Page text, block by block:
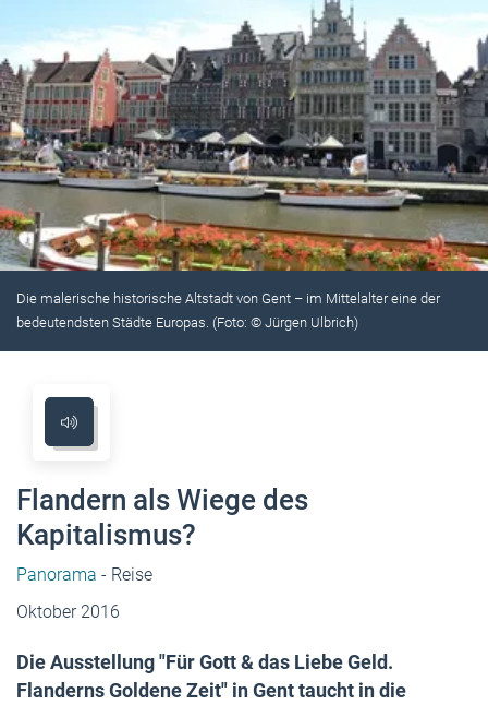
Die malerische historische Altstadt von Gent – im Mittelalter eine der
bedeutendsten Städte Europas. (Foto: © Jürgen Ulbrich)
Flandern als Wiege des
Kapitalismus?
Panorama - Reise
Oktober 2016
Die Ausstellung "Für Gott & das Liebe Geld.
Flanderns Goldene Zeit" in Gent taucht in die